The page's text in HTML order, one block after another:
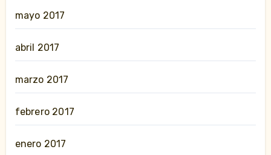
mayo 2017
abril 2017
marzo 2017
febrero 2017
enero 2017